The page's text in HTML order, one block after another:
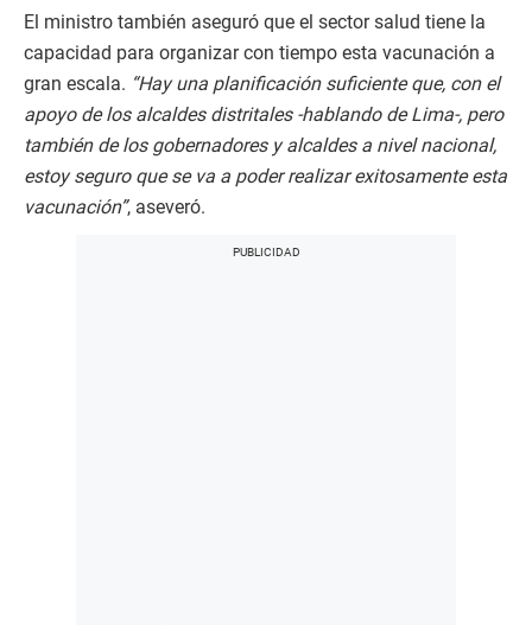
El ministro también aseguró que el sector salud tiene la
capacidad para organizar con tiempo esta vacunación a
gran escala. “Hay una planificación suficiente que, con el
apoyo de los alcaldes distritales -hablando de Lima-, pero
también de los gobernadores y alcaldes a nivel nacional,
estoy seguro que se va a poder realizar exitosamente esta
vacunación”, aseveró.